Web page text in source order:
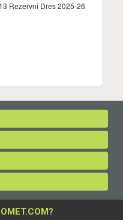
Rezervni Dres 2025-26